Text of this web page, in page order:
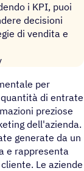
i KPI, puoi
decisioni
di vendita e
per
di entrate
preziose
dell'azienda.
generate da un
e rappresenta
Le aziende